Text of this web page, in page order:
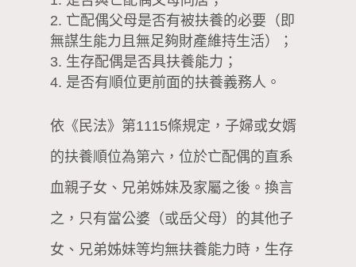
亡配偶父母是否有被扶養的必要（即
無謀生能力且無足夠財產維持生活）；
生存配偶是否具扶養能力；
是否有順位更前面的扶養義務人。
依《民法》第1115條規定，子婦或女婿
的扶養順位為第六，位於亡配偶的直系
血親子女、兄弟姊妹及家屬之後。換言
之，只有當公婆（或岳父母）的其他子
女、兄弟姊妹等均無扶養能力時，生存